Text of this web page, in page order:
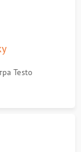
Testo